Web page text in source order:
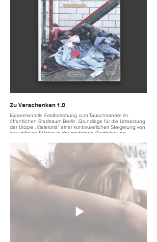
located Berlin Kreuzberg
Zu Verschenken 1.0
Experimentelle Feldforschung zum Tauschhandel im
öffentlichen Stadtraum Berlin. Grundlage für die Umsetzung
der Utopie „Vielerorts“ einer kontinuierlichen Steigerung von
kosumfreien Stätten in der modernen Stadtplanung
Experimental field research on the free-good-exchange in
the urban public space of Berlin. Basis for the
implementation of the utopia „Vielerorts“ that invisions a
continuous increase in consumption-free places in modern
urban planning
located Berlin / focus on Neukölln